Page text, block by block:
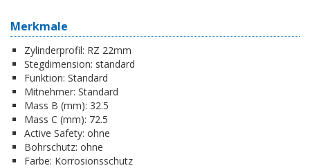
Merkmale
Zylinderprofil: RZ 22mm
Stegdimension: standard
Funktion: Standard
Mitnehmer: Standard
Mass B (mm): 32.5
Mass C (mm): 72.5
Active Safety: ohne
Bohrschutz: ohne
Farbe: Korrosionsschutz